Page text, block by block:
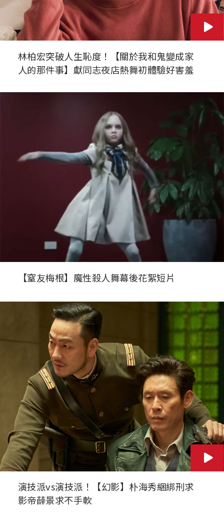
林柏宏突破人生恥度！【關於我和鬼變成家
人的那件事】獻同志夜店熱舞初體驗好害羞
【窒友梅根】魔性殺人舞幕後花絮短片
演技派vs演技派！【幻影】朴海秀綑綁刑求
影帝薛景求不手軟